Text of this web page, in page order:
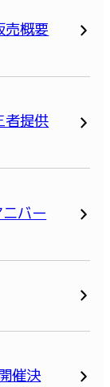
売概要
者提供
バー
催決